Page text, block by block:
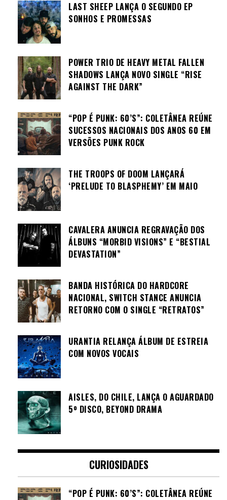
LAST SHEEP LANÇA O SEGUNDO EP
SONHOS E PROMESSAS
POWER TRIO DE HEAVY METAL FALLEN
SHADOWS LANÇA NOVO SINGLE “RISE
AGAINST THE DARK”
“POP É PUNK: 60’S”: COLETÂNEA REÚNE
SUCESSOS NACIONAIS DOS ANOS 60 EM
VERSÕES PUNK ROCK
THE TROOPS OF DOOM LANÇARÁ
‘PRELUDE TO BLASPHEMY’ EM MAIO
CAVALERA ANUNCIA REGRAVAÇÃO DOS
ÁLBUNS “MORBID VISIONS” E “BESTIAL
DEVASTATION”
BANDA HISTÓRICA DO HARDCORE
NACIONAL, SWITCH STANCE ANUNCIA
RETORNO COM O SINGLE “RETRATOS”
URANTIA RELANÇA ÁLBUM DE ESTREIA
COM NOVOS VOCAIS
AISLES, DO CHILE, LANÇA O AGUARDADO
5º DISCO, BEYOND DRAMA
CURIOSIDADES
“POP É PUNK: 60’S”: COLETÂNEA REÚNE